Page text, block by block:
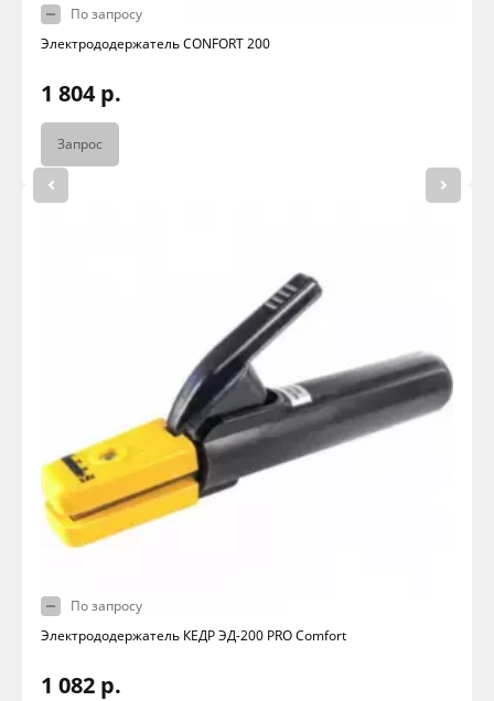
По запросу
Электрододержатель CONFORT 200
1 804 р.
Запрос
По запросу
Электрододержатель КЕДР ЭД-200 PRO Comfort
1 082 р.